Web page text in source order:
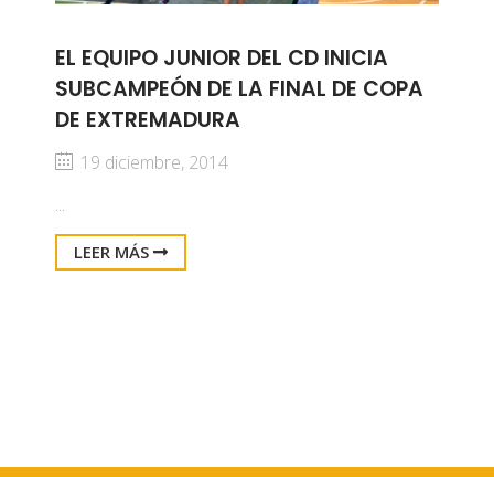
EL EQUIPO JUNIOR DEL CD INICIA
SUBCAMPEÓN DE LA FINAL DE COPA
DE EXTREMADURA
19 diciembre, 2014
...
LEER MÁS